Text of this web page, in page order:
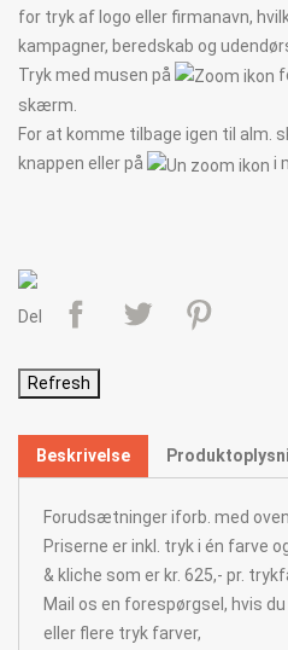
for tryk af logo eller firmanavn,
kampagner, beredskab og
Tryk med musen på
skærm.
For at komme tilbage igen til alm.
knappen eller på
i
Del
Beskrivelse
Forudsætninger iforb. med
Priserne er inkl. tryk i én farve
& kliche som er kr. 625,- pr.
Mail os en forespørgsel, hvis
eller flere tryk farver,